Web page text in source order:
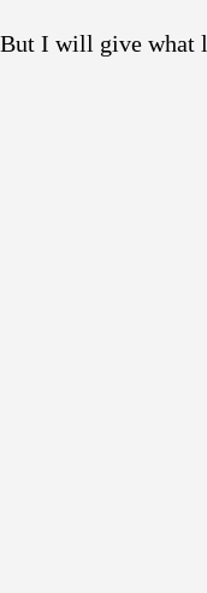
But I will give what